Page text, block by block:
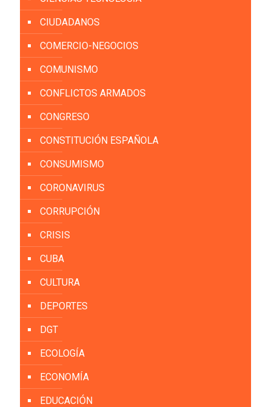
CIUDADANOS
COMERCIO-NEGOCIOS
COMUNISMO
CONFLICTOS ARMADOS
CONGRESO
CONSTITUCIÓN ESPAÑOLA
CONSUMISMO
CORONAVIRUS
CORRUPCIÓN
CRISIS
CUBA
CULTURA
DEPORTES
DGT
ECOLOGÍA
ECONOMÍA
EDUCACIÓN